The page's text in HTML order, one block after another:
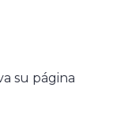
su página